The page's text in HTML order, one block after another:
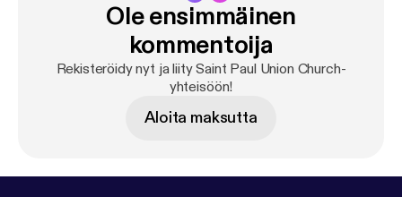
Ole ensimmäinen
kommentoija
Rekisteröidy nyt ja liity Saint Paul Union Church-
yhteisöön!
Aloita maksutta